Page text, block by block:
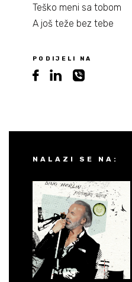
Teško meni sa tobom
A još teže bez tebe
PODIJELI NA
NALAZI SE NA: